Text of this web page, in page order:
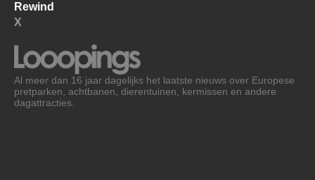
Rewind
X
Al meer dan 16 jaar dagelijks het laatste nieuws over Europese
pretparken, achtbanen, dierentuinen, kermissen en andere
dagattracties.